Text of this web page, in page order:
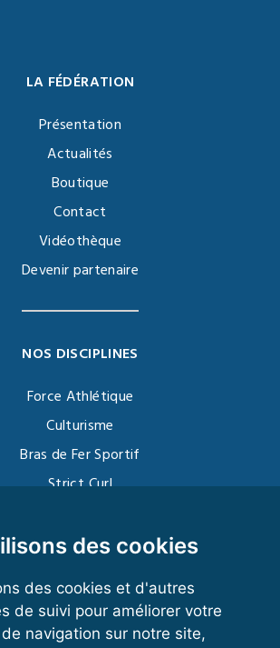
des cookies
des cookies et d'autres
de suivi pour améliorer votre
navigation sur notre site,
LA FÉDÉRATION
Présentation
Actualités
Boutique
Contact
Vidéothèque
Devenir partenaire
NOS DISCIPLINES
Force Athlétique
Culturisme
Bras de Fer Sportif
Strict Curl
Kettlebell
VOS ESPACES